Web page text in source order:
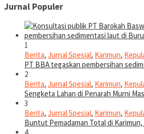
Jurnal Populer
1
Berita, Jurnal Spesial, Karimun,
PT BBA tegaskan pembersihan
2
Berita, Jurnal Spesial, Karimun,
Sengketa Lahan di Penarah Murni
3
Berita, Jurnal Spesial, Karimun,
Buntut Pemadaman Total di